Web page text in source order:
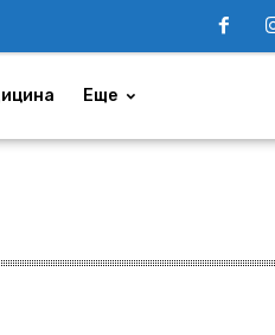
Еще